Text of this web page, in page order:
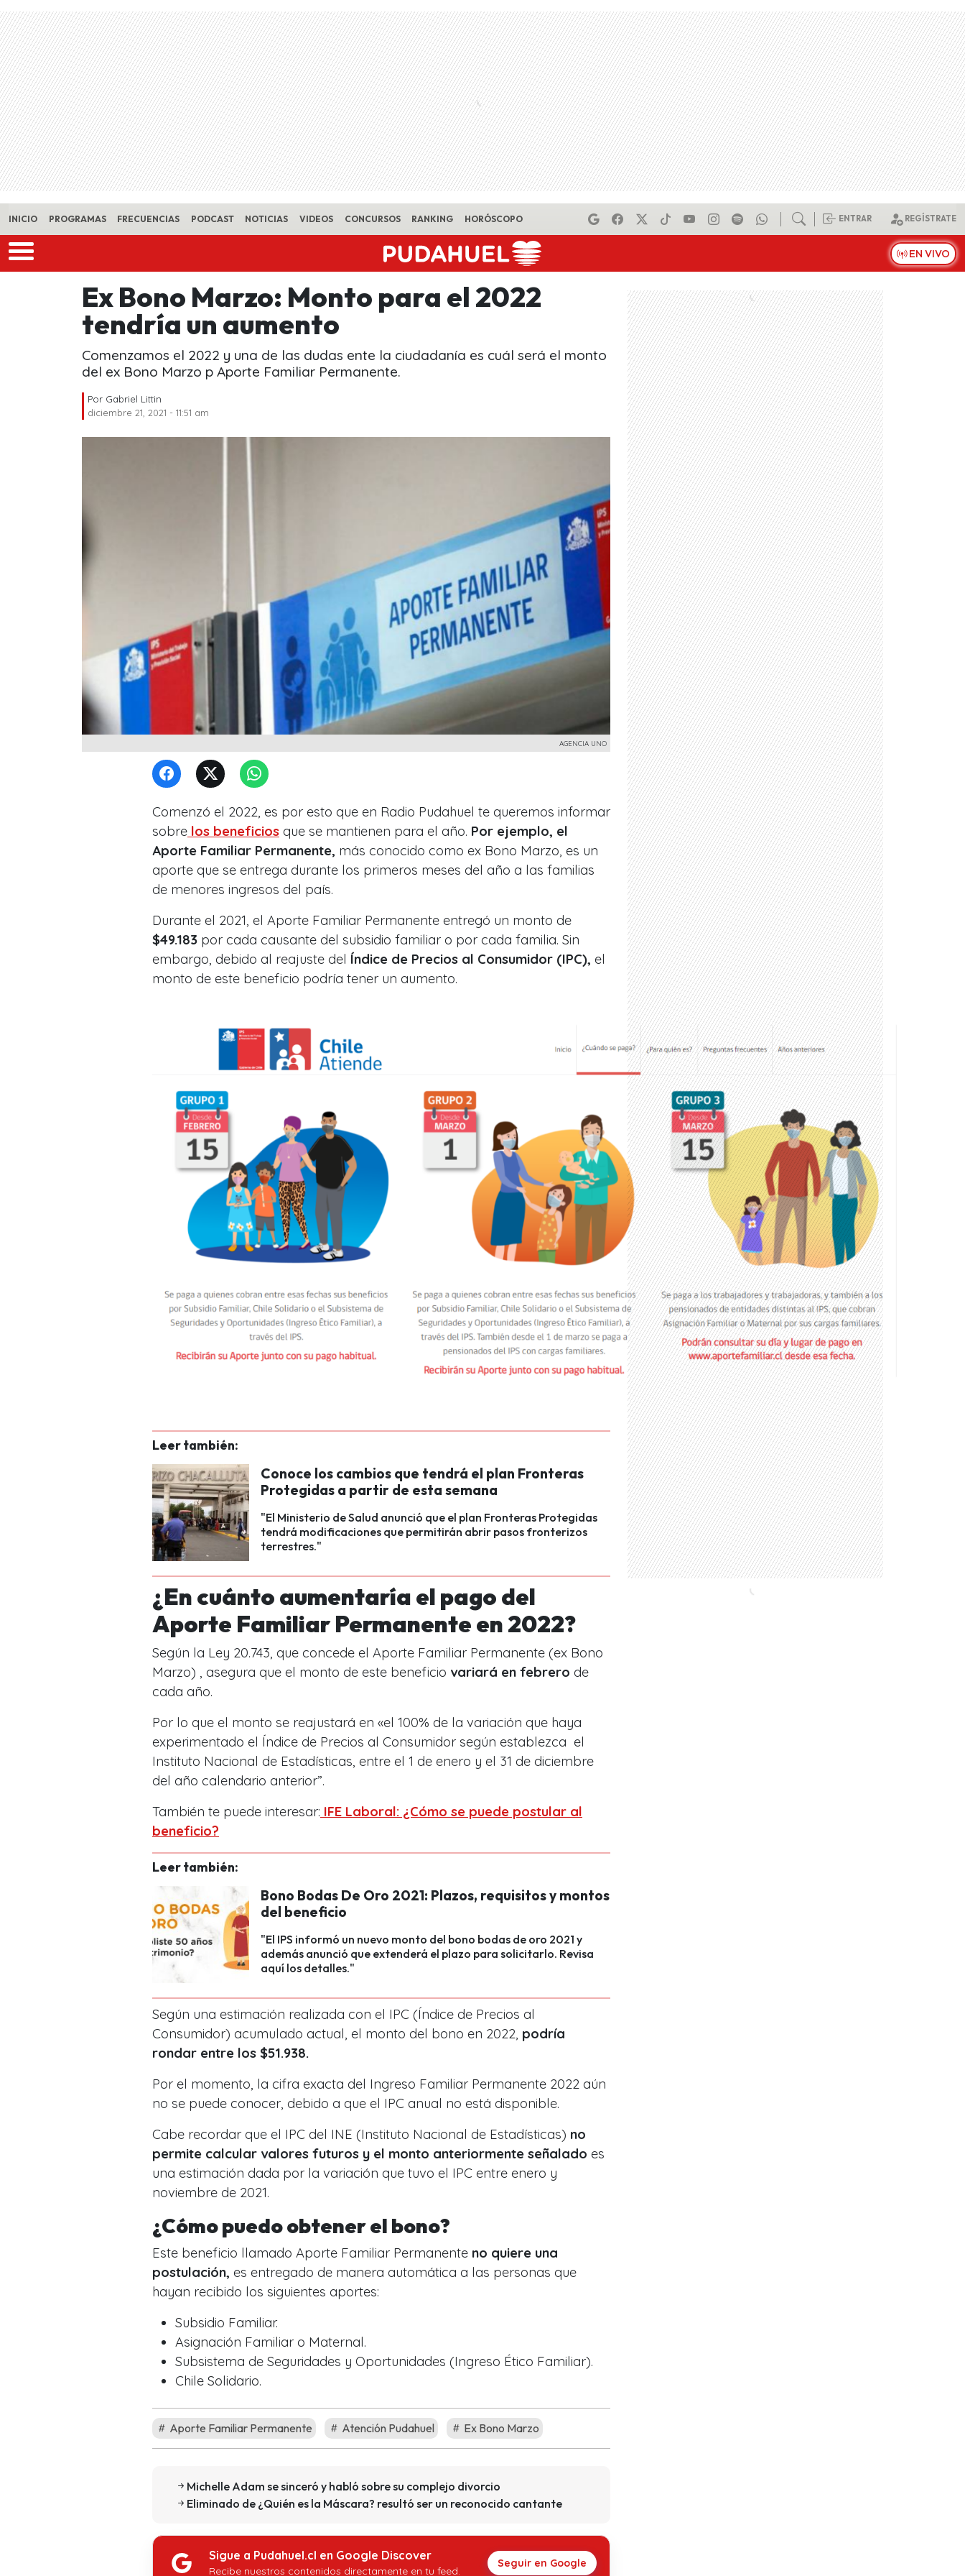
Skip to main content
INICIO PROGRAMAS FRECUENCIAS PODCAST NOTICIAS VIDEOS CONCURSOS RANKING HORÓSCOPO ENTRAR REGÍSTRATE
EN VIVO
Ex Bono Marzo: Monto para el 2022
tendría un aumento
Comenzamos el 2022 y una de las dudas ente la ciudadanía es cuál será el monto
del ex Bono Marzo p Aporte Familiar Permanente.
Por Gabriel Littin
diciembre 21, 2021 - 11:51 am
AGENCIA UNO
Comenzó el 2022, es por esto que en Radio Pudahuel te queremos informar
sobre los beneficios que se mantienen para el año. Por ejemplo, el
Aporte Familiar Permanente, más conocido como ex Bono Marzo, es un
aporte que se entrega durante los primeros meses del año a las familias
de menores ingresos del país.
Durante el 2021, el Aporte Familiar Permanente entregó un monto de
$49.183 por cada causante del subsidio familiar o por cada familia. Sin
embargo, debido al reajuste del Índice de Precios al Consumidor (IPC), el
monto de este beneficio podría tener un aumento.
Leer también:
Conoce los cambios que tendrá el plan Fronteras
Protegidas a partir de esta semana
"El Ministerio de Salud anunció que el plan Fronteras Protegidas
tendrá modificaciones que permitirán abrir pasos fronterizos
terrestres."
¿En cuánto aumentaría el pago del
Aporte Familiar Permanente en 2022?
Según la Ley 20.743, que concede el Aporte Familiar Permanente (ex Bono
Marzo) , asegura que el monto de este beneficio variará en febrero de
cada año.
Por lo que el monto se reajustará en «el 100% de la variación que haya
experimentado el Índice de Precios al Consumidor según establezca el
Instituto Nacional de Estadísticas, entre el 1 de enero y el 31 de diciembre
del año calendario anterior”.
También te puede interesar: IFE Laboral: ¿Cómo se puede postular al
beneficio?
Leer también:
Bono Bodas De Oro 2021: Plazos, requisitos y montos
del beneficio
"El IPS informó un nuevo monto del bono bodas de oro 2021 y
además anunció que extenderá el plazo para solicitarlo. Revisa
aquí los detalles."
Según una estimación realizada con el IPC (Índice de Precios al
Consumidor) acumulado actual, el monto del bono en 2022, podría
rondar entre los $51.938.
Por el momento, la cifra exacta del Ingreso Familiar Permanente 2022 aún
no se puede conocer, debido a que el IPC anual no está disponible.
Cabe recordar que el IPC del INE (Instituto Nacional de Estadísticas) no
permite calcular valores futuros y el monto anteriormente señalado es
una estimación dada por la variación que tuvo el IPC entre enero y
noviembre de 2021.
¿Cómo puedo obtener el bono?
Este beneficio llamado Aporte Familiar Permanente no quiere una
postulación, es entregado de manera automática a las personas que
hayan recibido los siguientes aportes:
Subsidio Familiar.
Asignación Familiar o Maternal.
Subsistema de Seguridades y Oportunidades (Ingreso Ético Familiar).
Chile Solidario.
Aporte Familiar Permanente Atención Pudahuel Ex Bono Marzo
Michelle Adam se sinceró y habló sobre su complejo divorcio
Eliminado de ¿Quién es la Máscara? resultó ser un reconocido cantante
Sigue a Pudahuel.cl en Google Discover
Recibe nuestros contenidos directamente en tu feed.
Seguir en Google